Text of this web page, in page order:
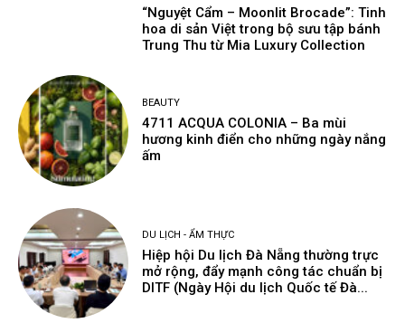
“Nguyệt Cẩm – Moonlit Brocade”: Tinh
hoa di sản Việt trong bộ sưu tập bánh
Trung Thu từ Mia Luxury Collection
BEAUTY
4711 ACQUA COLONIA – Ba mùi
hương kinh điển cho những ngày nắng
ấm
DU LỊCH - ẨM THỰC
Hiệp hội Du lịch Đà Nẵng thường trực
mở rộng, đẩy mạnh công tác chuẩn bị
DITF (Ngày Hội du lịch Quốc tế Đà...